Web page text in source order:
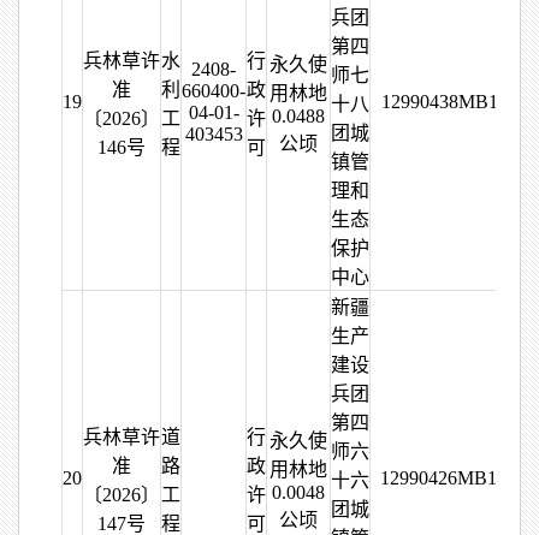
19
兵林草许
准
〔2026〕
146号
水
利
工
程
2408-
660400-
04-01-
403453
行
政
许
可
永久使
用林地
0.0488
公顷
兵团
第四
师七
十八
团城
镇管
理和
生态
保护
中心
20
兵林草许
准
〔2026〕
147号
道
路
工
程
行
政
许
可
永久使
用林地
0.0048
公顷
新疆
生产
建设
兵团
第四
师六
十六
团城